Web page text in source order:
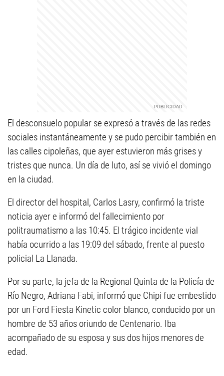
El desconsuelo popular se expresó a través de las redes
sociales instantáneamente y se pudo percibir también en
las calles cipoleñas, que ayer estuvieron más grises y
tristes que nunca. Un día de luto, así se vivió el domingo
en la ciudad.
El director del hospital, Carlos Lasry, confirmó la triste
noticia ayer e informó del fallecimiento por
politraumatismo a las 10:45. El trágico incidente vial
había ocurrido a las 19:09 del sábado, frente al puesto
policial La Llanada.
Por su parte, la jefa de la Regional Quinta de la Policía de
Río Negro, Adriana Fabi, informó que Chipi fue embestido
por un Ford Fiesta Kinetic color blanco, conducido por un
hombre de 53 años oriundo de Centenario. Iba
acompañado de su esposa y sus dos hijos menores de
edad.